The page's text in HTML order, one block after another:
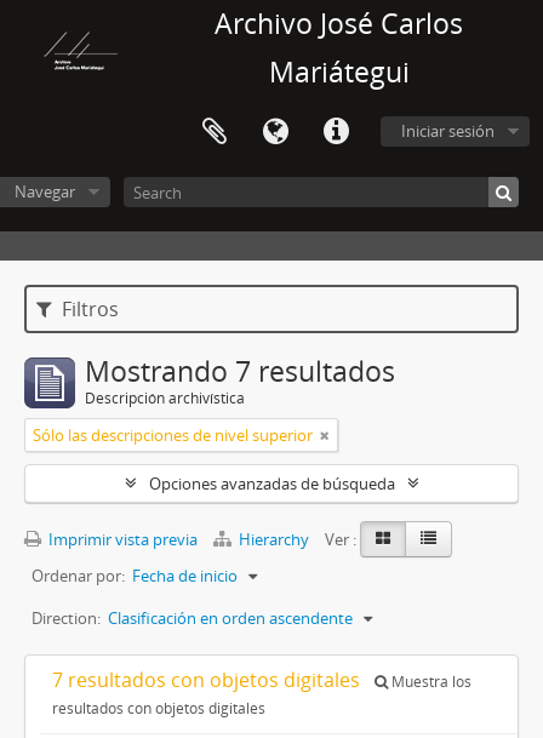
Archivo José Carlos
Mariátegui
Iniciar sesión
Navegar
Filtros
Mostrando 7 resultados
Descripción archivística
Sólo las descripciones de nivel superior
Opciones avanzadas de búsqueda
Imprimir vista previa Hierarchy
Ver :
Ordenar por: Fecha de inicio
Direction: Clasificación en orden ascendente
7 resultados con objetos digitales
Muestra los
resultados con objetos digitales